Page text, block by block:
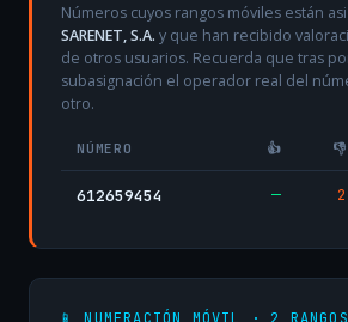
Números cuyos rangos móviles están
SARENET, S.A. y que han recibido
de otros usuarios. Recuerda que tras
subasignación el operador real del
otro.
NÚMERO 👍 👎
612659454 — 2
📱 NUMERACIÓN MÓVIL · 2 RANGOS